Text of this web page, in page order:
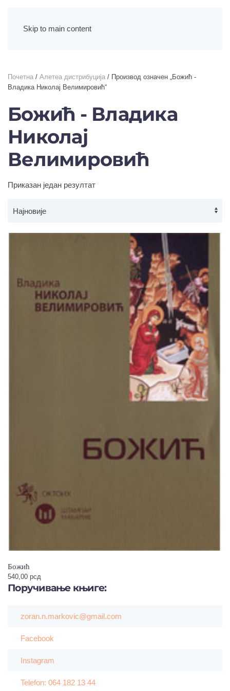
Skip to main content
Почетна / Алетеа дистрибуција / Производ oзначен „Божић -
Владика Николај Велимировић“
Божић - Владика
Николај
Велимировић
Приказан један резултат
Божић
540,00 рсд
Поручивањекњиге:
zoran.n.markovic@gmail.com
Facebook
Instagram
Telefon: 064 182 13 44